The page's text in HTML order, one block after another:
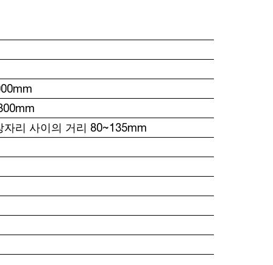
리 사이의 거리 80~135mm